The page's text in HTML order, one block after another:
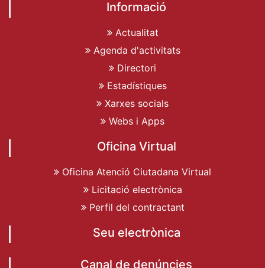
Informació
Actualitat
Agenda d'activitats
Directori
Estadístiques
Xarxes socials
Webs i Apps
Oficina Virtual
Oficina Atenció Ciutadana Virtual
Licitació electrònica
Perfil del contractant
Seu electrònica
Canal de denúncies